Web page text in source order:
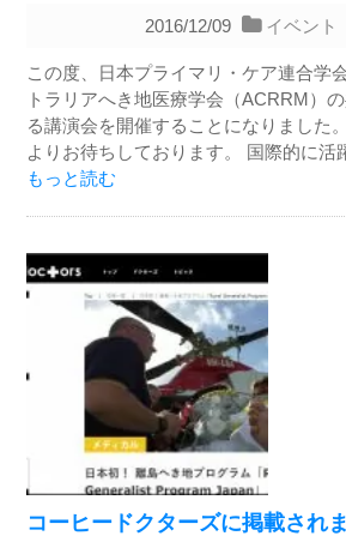
2016/12/09 イベント
この度、日本プライマリ・ケア連合学
トラリアへき地医療学会（ACRRM）
る講演会を開催することになりました
よりお待ちしております。 国際的に活
もっと読む
コーヒードクターズに掲載されま